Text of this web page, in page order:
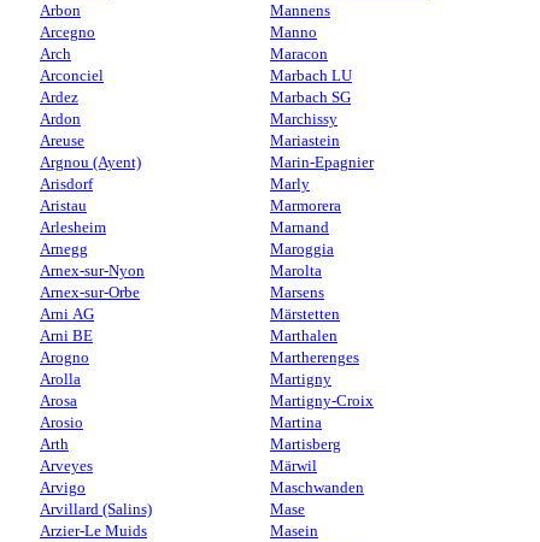
Arbon
Arcegno
Arch
Arconciel
Ardez
Ardon
Areuse
Argnou (Ayent)
Arisdorf
Aristau
Arlesheim
Arnegg
Arnex-sur-Nyon
Arnex-sur-Orbe
Arni AG
Arni BE
Arogno
Arolla
Arosa
Arosio
Arth
Arveyes
Arvigo
Arvillard (Salins)
Arzier-Le Muids
Mannens
Manno
Maracon
Marbach LU
Marbach SG
Marchissy
Mariastein
Marin-Epagnier
Marly
Marmorera
Marnand
Maroggia
Marolta
Marsens
Märstetten
Marthalen
Martherenges
Martigny
Martigny-Croix
Martina
Martisberg
Märwil
Maschwanden
Mase
Masein